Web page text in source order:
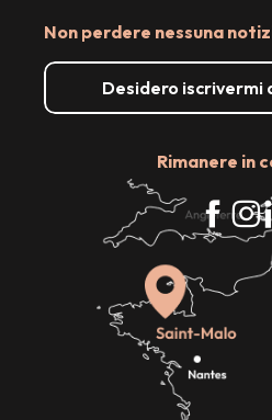
Non perdere nessuna
Desidero iscrivermi
Rimanere in